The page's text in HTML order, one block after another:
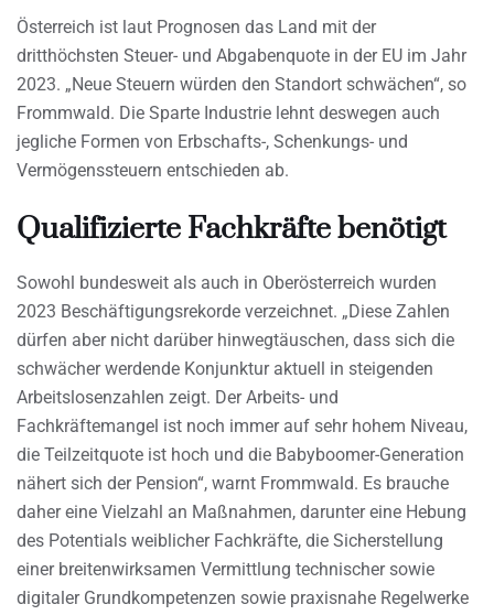
Österreich ist laut Prognosen das Land mit der
dritthöchsten Steuer- und Abgabenquote in der EU im Jahr
2023. „Neue Steuern würden den Standort schwächen“, so
Frommwald. Die Sparte Industrie lehnt deswegen auch
jegliche Formen von Erbschafts-, Schenkungs- und
Vermögenssteuern entschieden ab.
Qualifizierte Fachkräfte benötigt
Sowohl bundesweit als auch in Oberösterreich wurden
2023 Beschäftigungsrekorde verzeichnet. „Diese Zahlen
dürfen aber nicht darüber hinwegtäuschen, dass sich die
schwächer werdende Konjunktur aktuell in steigenden
Arbeitslosenzahlen zeigt. Der Arbeits- und
Fachkräftemangel ist noch immer auf sehr hohem Niveau,
die Teilzeitquote ist hoch und die Babyboomer-Generation
nähert sich der Pension“, warnt Frommwald. Es brauche
daher eine Vielzahl an Maßnahmen, darunter eine Hebung
des Potentials weiblicher Fachkräfte, die Sicherstellung
einer breitenwirksamen Vermittlung technischer sowie
digitaler Grundkompetenzen sowie praxisnahe Regelwerke